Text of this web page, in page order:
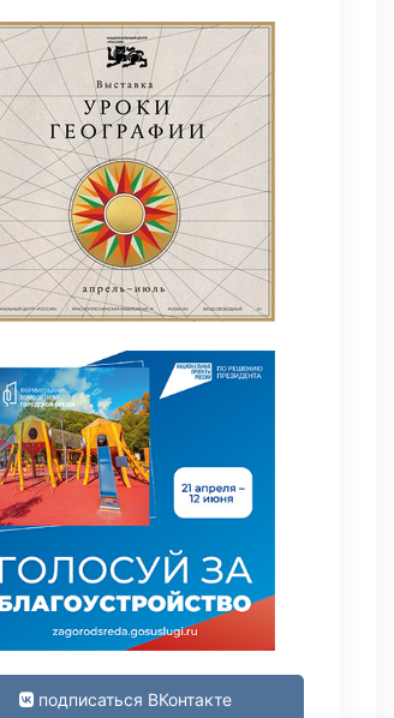
подписаться ВКонтакте